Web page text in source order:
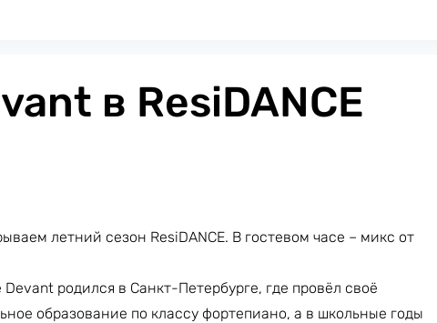
в ResiDANCE
летний сезон ResiDANCE. В гостевом часе – микс от
родился в Санкт-Петербурге, где провёл своё
образование по классу фортепиано, а в школьные годы